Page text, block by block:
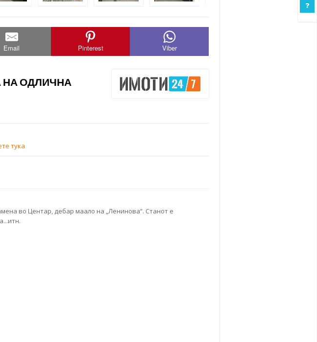
Email Pinterest Viber
НА ОДЛИЧНА
тука
во Центар, дебар маало на „Ленинова“. Станот е